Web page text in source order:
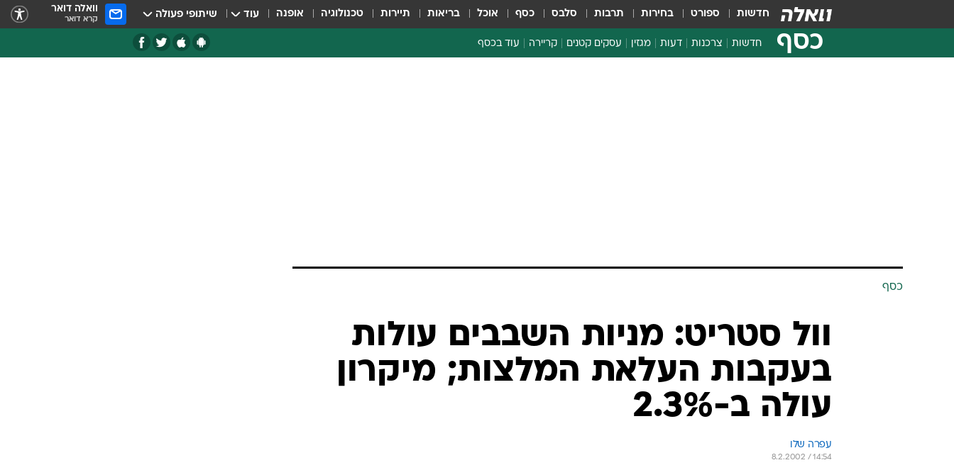
חדשות ספורט בחירות תרבות סלבס כסף אוכל בריאות תיירות טכנולוגיה אופנה עוד שיתופי פעולה וואלה דואר
קרא דואר
כסף חדשות צרכנות דעות מגזין עסקים קטנים קריירה עוד בכסף
כסף
וול סטריט: מניות השבבים עולות
בעקבות העלאת המלצות; מיקרון
עולה ב-2.3%
עפרה שלו
8.2.2002 / 14:54